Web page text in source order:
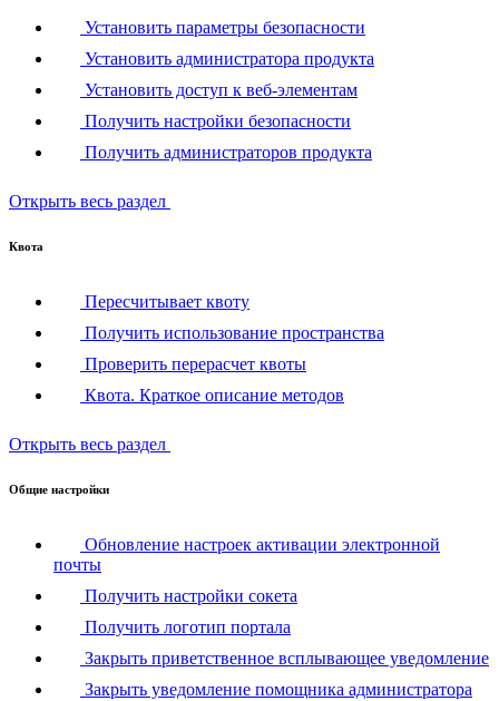
Установить параметры безопасности
Установить администратора продукта
Установить доступ к веб-элементам
Получить настройки безопасности
Получить администраторов продукта
Открыть весь раздел
Квота
Пересчитывает квоту
Получить использование пространства
Проверить перерасчет квоты
Квота. Краткое описание методов
Открыть весь раздел
Общие настройки
Обновление настроек активации электронной
почты
Получить настройки сокета
Получить логотип портала
Закрыть приветственное всплывающее уведомление
Закрыть уведомление помощника администратора